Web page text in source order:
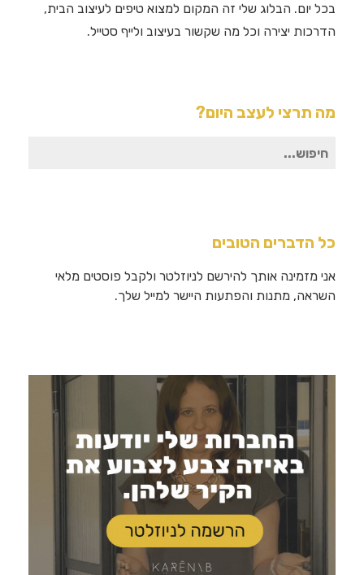
בכל יום. הבלוג שלי זה המקום למצוא טיפים לעיצוב הבית,
הדרכות יצירה וכל מה שקשור בעיצוב ולייף סטייל.
מה תרצי לעצב היום?
חיפוש
כל הדברים הטובים
אני מזמינה אותך להירשם לניוזלטר ולקבל פוסטים מלאי
השראה, מתנות והפתעות היישר למייל שלך.